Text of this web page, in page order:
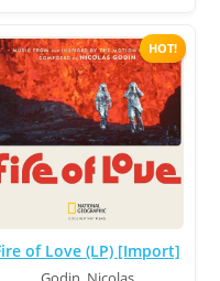
HOT!
of Love (LP) [Import]